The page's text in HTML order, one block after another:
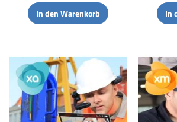
In den Warenkorb In